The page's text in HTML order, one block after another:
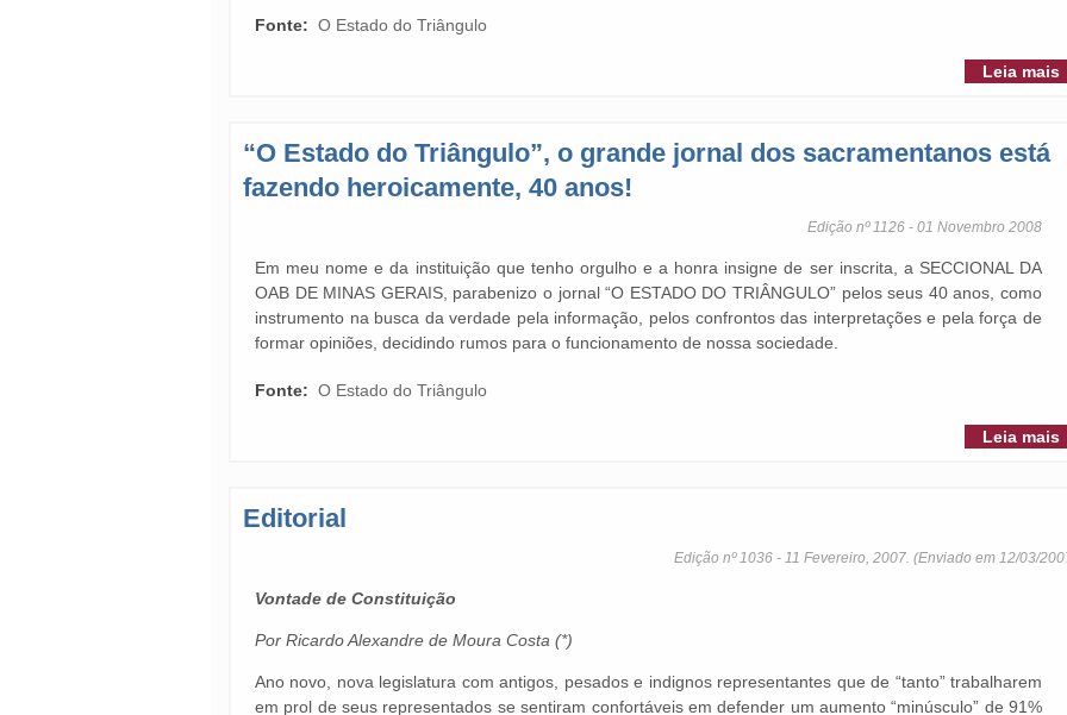
Fonte: O Estado do Triângulo
Leia mais
“O Estado do Triângulo”, o grande jornal dos sacramentanos está
fazendo heroicamente, 40 anos!
Edição nº 1126 - 01 Novembro 2008
Em meu nome e da instituição que tenho orgulho e a honra insigne de ser inscrita, a SECCIONAL DA
OAB DE MINAS GERAIS, parabenizo o jornal “O ESTADO DO TRIÂNGULO” pelos seus 40 anos, como
instrumento na busca da verdade pela informação, pelos confrontos das interpretações e pela força de
formar opiniões, decidindo rumos para o funcionamento de nossa sociedade.
Fonte: O Estado do Triângulo
Leia mais
Editorial
Edição nº 1036 - 11 Fevereiro, 2007. (Enviado em 12/03/
Vontade de Constituição
Por Ricardo Alexandre de Moura Costa (*)
Ano novo, nova legislatura com antigos, pesados e indignos representantes que de “tanto” trabalharem
em prol de seus representados se sentiram confortáveis em defender um aumento “minúsculo” de 91%